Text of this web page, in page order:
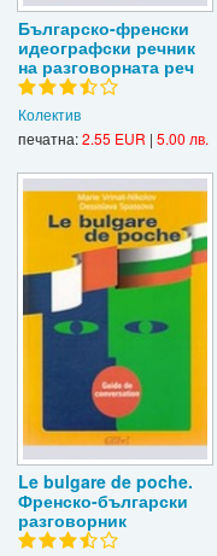
Българско-френски
идеографски речник
на разговорната реч
Колектив
печатна:2.55 EUR | 5.00 лв.
Le bulgare de poche.
Френско-български
разговорник